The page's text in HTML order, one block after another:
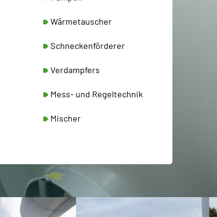
Wärmetauscher
Schneckenförderer
Verdampfers
Mess- und Regeltechnik
Mischer